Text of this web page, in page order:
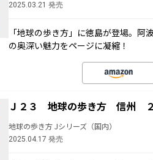
2025.03.21 発売
「地球の歩き方」に徳島が登場。
の奥深い魅力をページに凝縮！
Ｊ２３ 地球の歩き方 信州 ２
地球の歩き方 Jシリーズ（国内）
2025.04.17 発売